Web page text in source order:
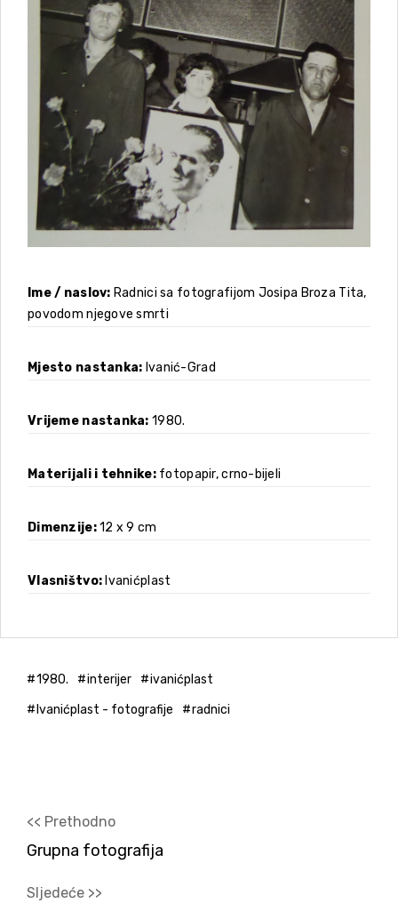
Ime / naslov Radnici sa fotografijom Josipa Broza Tita,
povodom njegove smrti
Mjesto nastanka Ivanić-Grad
Vrijeme nastanka 1980.
Materijali i tehnike fotopapir, crno-bijeli
Dimenzije 12 x 9 cm
Vlasništvo Ivanićplast
1980. interijer
ivanićplast
Ivanićplast - fotografije
radnici
<< Prethodno
Grupna fotografija
Sljedeće >>